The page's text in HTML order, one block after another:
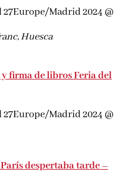
Madrid 2024 @
Huesca
firma de libros Feria del
Madrid 2024 @
despertaba tarde –